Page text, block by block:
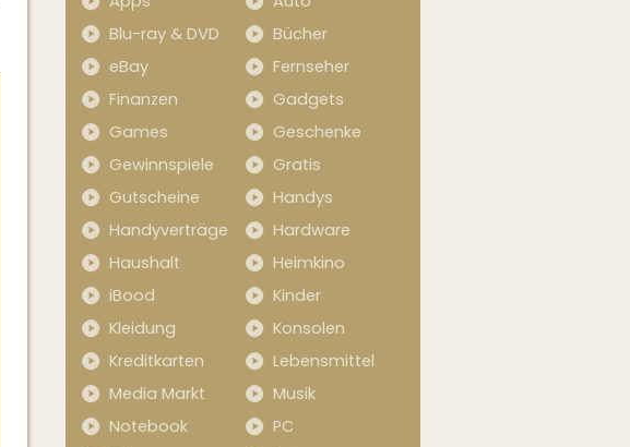
Blu-ray & DVD
Bücher
eBay
Fernseher
Finanzen
Gadgets
Games
Geschenke
Gewinnspiele
Gratis
Gutscheine
Handys
Handyverträge
Hardware
Haushalt
Heimkino
iBood
Kinder
Kleidung
Konsolen
Kreditkarten
Lebensmittel
Media Markt
Musik
Notebook
PC